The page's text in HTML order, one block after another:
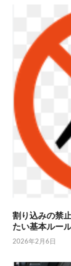
割り込みの禁
たい基本ルー
2026年2月6日